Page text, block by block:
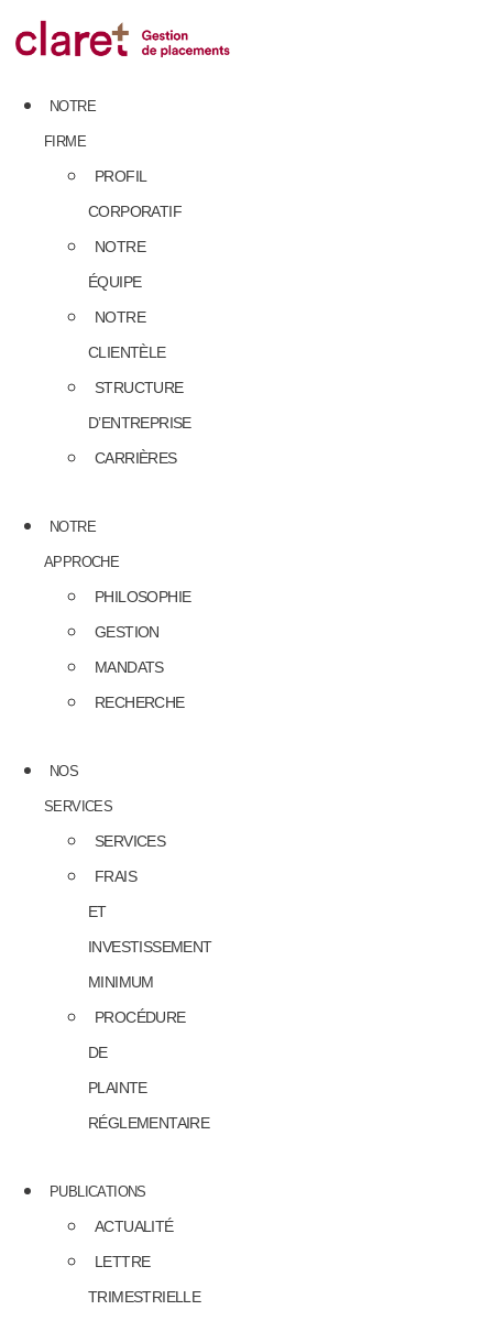
to
content
NOTRE
FIRME
PROFIL
CORPORATIF
NOTRE
ÉQUIPE
NOTRE
CLIENTÈLE
STRUCTURE
D’ENTREPRISE
CARRIÈRES
NOTRE
APPROCHE
PHILOSOPHIE
GESTION
MANDATS
RECHERCHE
NOS
SERVICES
SERVICES
FRAIS
ET
INVESTISSEMENT
MINIMUM
PROCÉDURE
DE
PLAINTE
RÉGLEMENTAIRE
PUBLICATIONS
ACTUALITÉ
LETTRE
TRIMESTRIELLE